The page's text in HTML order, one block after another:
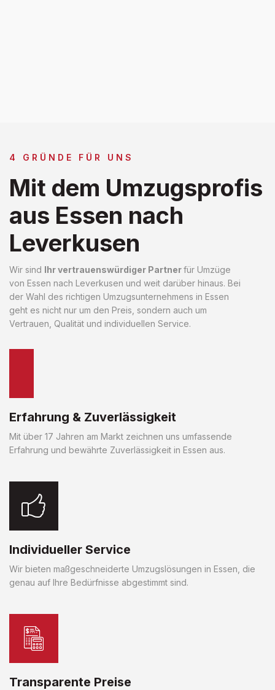
4 GRÜNDE FÜR UNS
Mit dem Umzugsprofis
aus Essen nach
Leverkusen
Wir sind Ihr vertrauenswürdiger Partnerfür Umzüge
von Essen nach Leverkusen und weit darüber hinaus. Bei
der Wahl des richtigen Umzugsunternehmens in Essen
geht es nicht nur um den Preis, sondern auch um
Vertrauen, Qualität und individuellen Service.
Erfahrung & Zuverlässigkeit
Mit über 17 Jahren am Markt zeichnen uns umfassende
Erfahrung und bewährte Zuverlässigkeit in Essen aus.
Individueller Service
Wir bieten maßgeschneiderte Umzugslösungen in Essen, die
genau auf Ihre Bedürfnisse abgestimmt sind.
Transparente Preise